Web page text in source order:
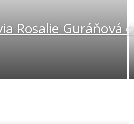
Rosalie Guráňová o